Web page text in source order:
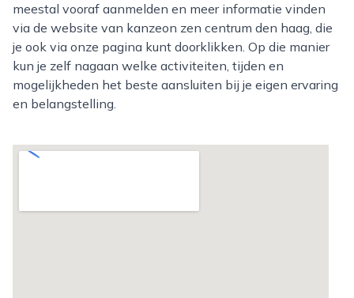
meestal vooraf aanmelden en meer informatie vinden
via de website van kanzeon zen centrum den haag, die
je ook via onze pagina kunt doorklikken. Op die manier
kun je zelf nagaan welke activiteiten, tijden en
mogelijkheden het beste aansluiten bij je eigen ervaring
en belangstelling.